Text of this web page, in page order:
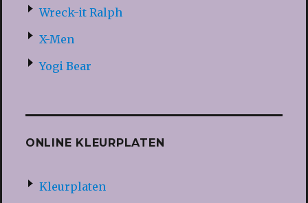
Wreck-it Ralph
X-Men
Yogi Bear
ONLINE KLEURPLATEN
Kleurplaten